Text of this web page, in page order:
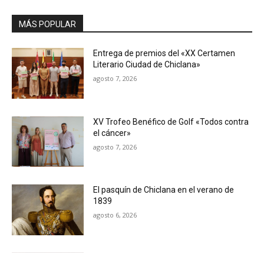
MÁS POPULAR
Entrega de premios del «XX Certamen
Literario Ciudad de Chiclana»
agosto 7, 2026
XV Trofeo Benéfico de Golf «Todos contra
el cáncer»
agosto 7, 2026
El pasquín de Chiclana en el verano de
1839
agosto 6, 2026